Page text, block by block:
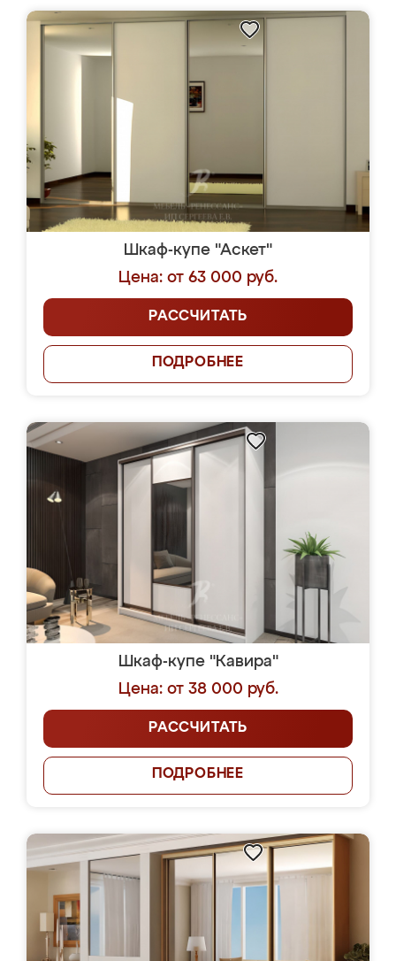
Шкаф-купе "Аскет"
Цена: от 63 000 руб.
РАССЧИТАТЬ
ПОДРОБНЕЕ
Шкаф-купе "Кавира"
Цена: от 38 000 руб.
РАССЧИТАТЬ
ПОДРОБНЕЕ